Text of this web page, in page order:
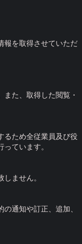
報を取得させていただ
た、取得した閲覧・
るため全従業員及び役
ています。
ません。
通知や訂正、追加、